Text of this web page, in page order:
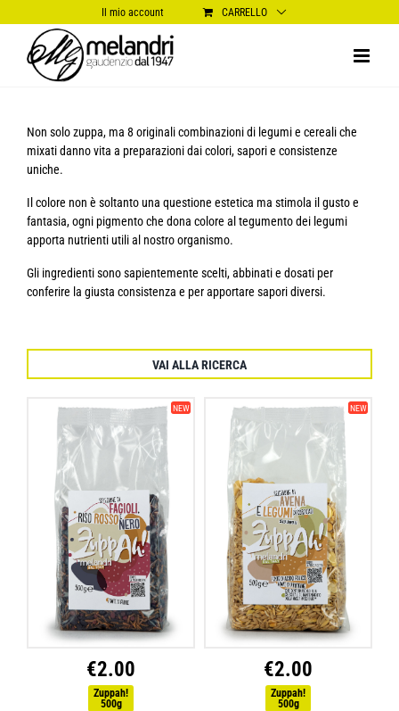
al
contenuto
Il mio account CARRELLO
Non solo zuppa, ma 8 originali combinazioni di legumi e cereali che
mixati danno vita a preparazioni dai colori, sapori e consistenze
uniche.
Il colore non è soltanto una questione estetica ma stimola il gusto e
fantasia, ogni pigmento che dona colore al tegumento dei legumi
apporta nutrienti utili al nostro organismo.
Gli ingredienti sono sapientemente scelti, abbinati e dosati per
conferire la giusta consistenza e per apportare sapori diversi.
VAI ALLA RICERCA
NEW
€2.00
Zuppah!
500g
NEW
€2.00
Zuppah!
500g